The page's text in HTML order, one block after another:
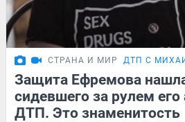
СТРАНА И МИР ДТП С
Защита Ефремова
сидевшего за рулем
ДТП. Это знаменитость